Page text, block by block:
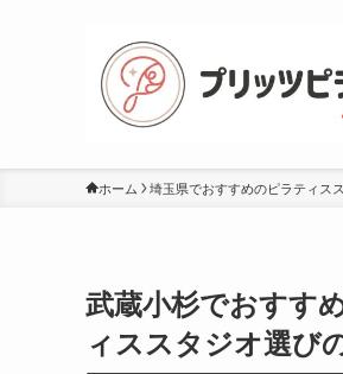
ホーム 埼玉県でおすすめのピラティス
武蔵小杉でおすす
ィススタジオ選び